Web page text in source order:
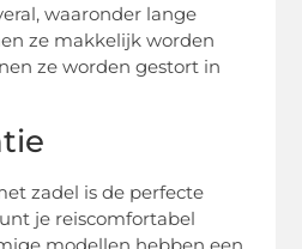
waaronder lange
ze makkelijk worden
ze worden gestort in
zadel is de perfecte
je reiscomfortabel